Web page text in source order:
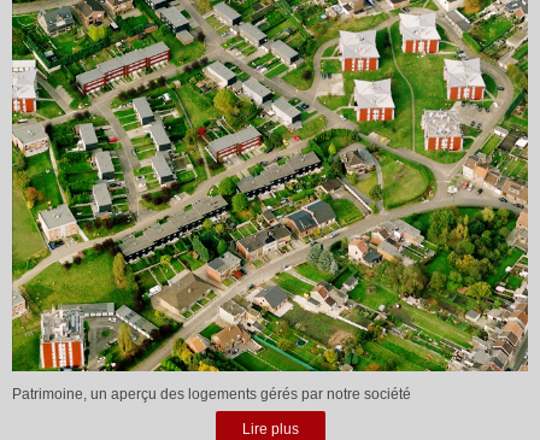
Patrimoine, un aperçu des logements gérés par notre société
Lire plus